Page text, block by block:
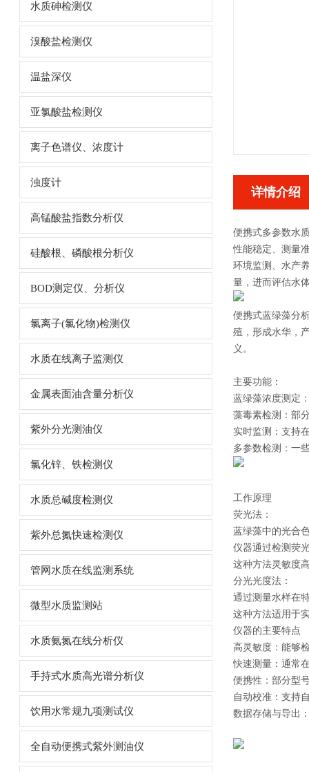
水质砷检测仪
溴酸盐检测仪
温盐深仪
亚氯酸盐检测仪
离子色谱仪、浓度计
浊度计
高锰酸盐指数分析仪
硅酸根、磷酸根分析仪
BOD测定仪、分析仪
氯离子(氯化物)检测仪
水质在线离子监测仪
金属表面油含量分析仪
紫外分光测油仪
氯化锌、铁检测仪
水质总碱度检测仪
紫外总氮快速检测仪
管网水质在线监测系统
微型水质监测站
水质氨氮在线分析仪
手持式水质高光谱分析仪
饮用水常规九项测试仪
全自动便携式紫外测油仪
详情介绍
便携式多参数水
性能稳定、测量
环境监测、水产
量，进而评估水
便携式蓝绿藻分
殖，形成水华，
义。
主要功能：
蓝绿藻浓度测定
藻毒素检测：部
实时监测：支持
多参数检测：一
工作原理
荧光法：
蓝绿藻中的光合
仪器通过检测荧
这种方法灵敏度
分光光度法：
通过测量水样在
这种方法适用于
仪器的主要特点
高灵敏度：能够
快速测量：通常
便携性：部分型
自动校准：支持
数据存储与导出